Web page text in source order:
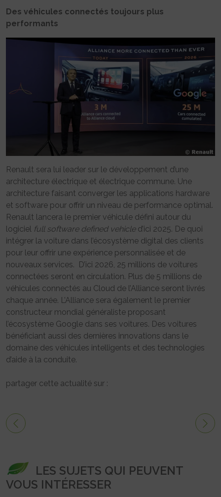
Des véhicules connectés toujours plus
performants
Renault sera lui leader sur le développement d’une
architecture électrique et électrique commune. Une
architecture faisant converger les applications hardware
et software pour offrir un niveau de performance optimal.
Renault lancera le premier véhicule défini autour du
logiciel full software defined vehicled’ici 2025. De quoi
intégrer la voiture dans l’écosystème digital des clients
pour leur offrir une expérience personnalisée et de
nouveaux services. D’ici 2026, 25 millions de voitures
connectées seront en circulation. Plus de 5 millions de
véhicules connectés au Cloud de l’Alliance seront livrés
chaque année. L’Alliance sera également le premier
constructeur mondial généraliste proposant
l’écosystème Google dans ses voitures. Des voitures
bénéficiant aussi des dernières innovations dans le
domaine des véhicules intelligents et des technologies
d’aide à la conduite.
partager cette actualité sur :
LES SUJETS QUI PEUVENT
VOUS INTÉRESSER